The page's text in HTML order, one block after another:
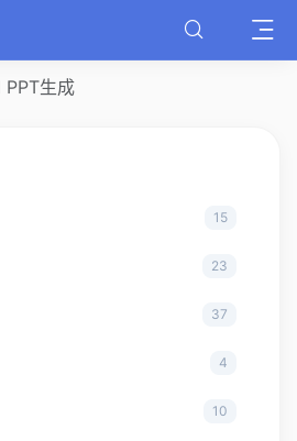
PPT生成
15
23
37
4
10